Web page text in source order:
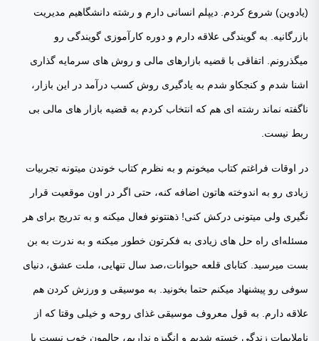
(یادوین) شروع کردم. دیپلم انسانی دارم و رشته دانشگاهیم مدیریت
بازرگانیه. به گویندگی علاقه دارم و دوره کارآموزی گویندگی رو
میگذرونم. اتفاقی با قضیه بازارهای مالی و روش های سرمایه گذاری
اشنا شدم و کنجکاو شدم به یادگیری روش کسب درآمد در این بازار،
ناگفته نماند رشته ای هم که انتخاب کردم به قضیه بازار های مالی بی
ربط نیست.
در اوقات فراغتم کتاب میخونم و به نظرم کتاب خوندن میتونه تجربیات
زیادی رو به اندوخته هاتون اضافه کنه، حتی اگر در اون موقعیت قرار
نگیری ولی میتونی درکش کنی! ذهنتونو فعال میکنه و به تدریج برای هر
مسئله‌ای راه حل های زیادی به فکرتون خطور میکنه و به ندرت به بن
بست میرسید. کتابای قلعه حیوانات،صد سال تنهایی، ملت عشق، دنیای
سوفی رو پیشنهاد میکنم حتما بخونید. به موسیقی و ورزش کردن هم
علاقه دارم. به قول معروف موسیقی غذای روحه و خیلی وقتا که از
ناملایمات زندگی خسته شدیم و انگیزه نداریم، حالمون خوب نیست با